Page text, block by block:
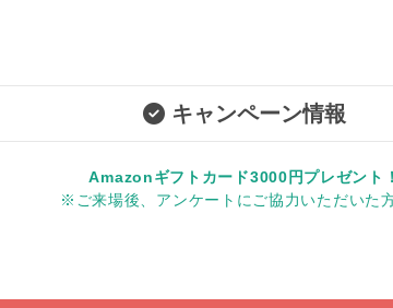
キャンペーン情報
Amazonギフトカード3000円プレゼント！
※ご来場後、アンケートにご協力いただいた